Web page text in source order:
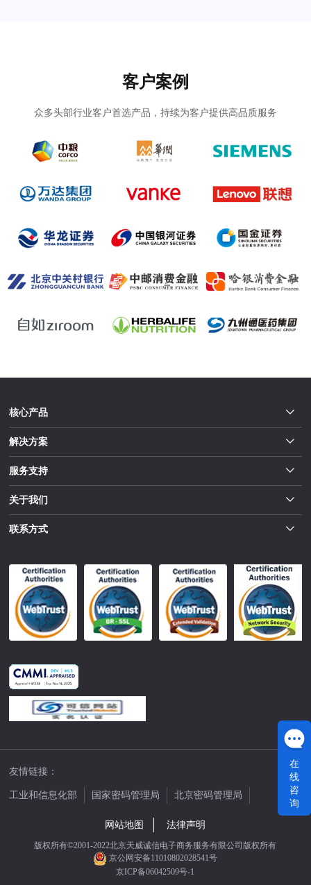
客户案例
众多头部行业客户首选产品，持续为客户提供高品质服务
核心产品
解决方案
服务支持
关于我们
联系方式
友情链接：
工业和信息化部 国家密码管理局
北京密码管理局
网站地图
法律声明
版权所有©2001-2022北京天威诚信电子商务服务有限公司版权所有
京公网安备11010802028541号
京ICP备06042509号-1
在
线
咨
询